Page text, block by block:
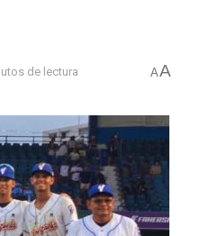
de lectura AA